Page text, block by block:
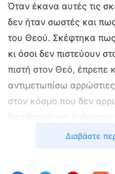
Όταν έκανα αυτές τις
δεν ήταν σωστές και
του Θεού. Σκέφτηκα
κι όσοι δεν πιστεύουν
πιστή στον Θεό, έπρεπε
αντιμετωπίσω
στον κόσμο που δεν
διεφθαρμένος
φυσιολογικό ναΔιαβάστε